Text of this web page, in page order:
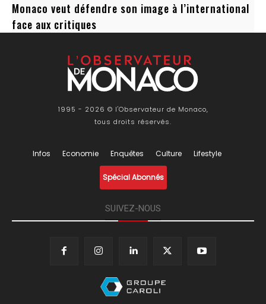
Monaco veut défendre son image à l’international
face aux critiques
1995 - 2026 © l'Observateur de Monaco,
tous droits réservés.
Infos Economie Enquêtes Culture Lifestyle
Spécial Abonnés
SUIVEZ-NOUS